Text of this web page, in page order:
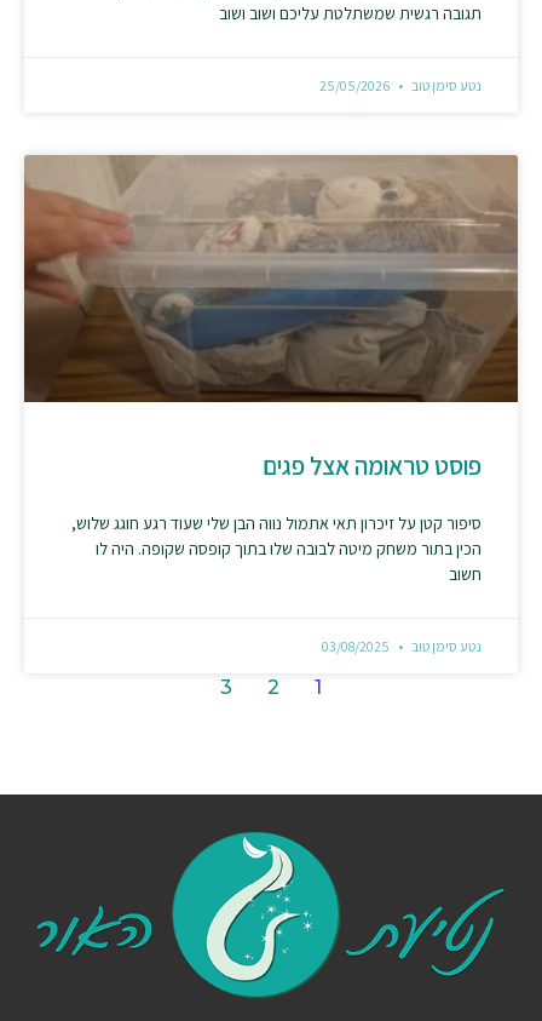
תגובה רגשית שמשתלטת עליכם ושוב ושוב
נטע סימן טוב
פוסט טראומה אצל פגים
סיפור קטן על זיכרון תאי אתמול נווה הבן שלי שעוד רגע חוגג שלוש,
הכין בתור משחק מיטה לבובה שלו בתוך קופסה שקופה. היה לו
חשוב
נטע סימן טוב